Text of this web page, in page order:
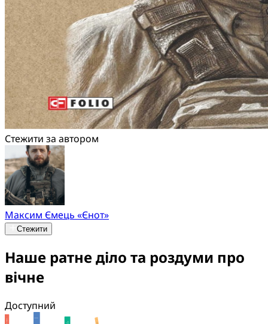
Стежити за автором
Максим Ємець «Єнот»
Стежити
Наше ратне діло та роздуми про
вічне
Доступний